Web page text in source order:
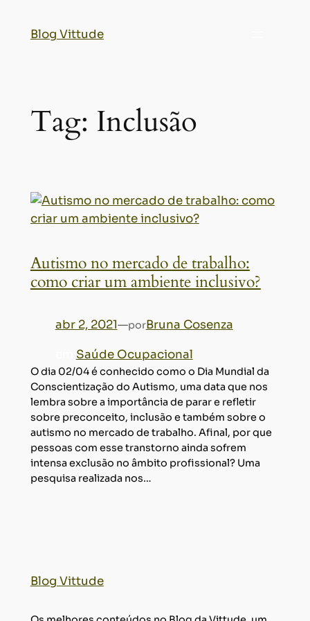
Blog Vittude
Tag: Inclusão
Autismo no mercado de trabalho:
como criar um ambiente inclusivo?
abr 2, 2021—porBruna Cosenza
Saúde Ocupacional
O dia 02/04 é conhecido como o Dia Mundial da
Conscientização do Autismo, uma data que nos
lembra sobre a importância de parar e refletir
sobre preconceito, inclusão e também sobre o
autismo no mercado de trabalho. Afinal, por que
pessoas com esse transtorno ainda sofrem
intensa exclusão no âmbito profissional? Uma
pesquisa realizada nos…
Blog Vittude